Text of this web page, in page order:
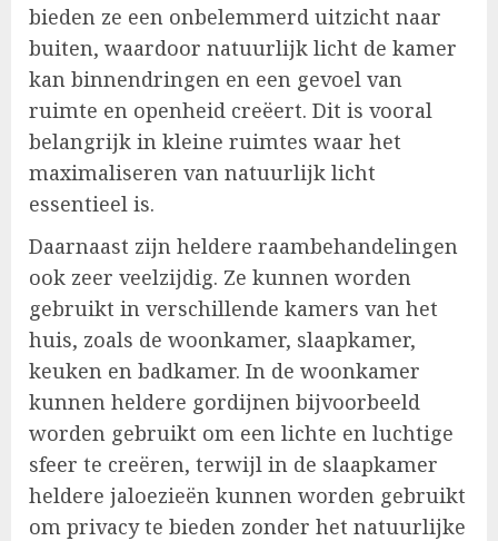
bieden ze een onbelemmerd uitzicht naar
buiten, waardoor natuurlijk licht de kamer
kan binnendringen en een gevoel van
ruimte en openheid creëert. Dit is vooral
belangrijk in kleine ruimtes waar het
maximaliseren van natuurlijk licht
essentieel is.
Daarnaast zijn heldere raambehandelingen
ook zeer veelzijdig. Ze kunnen worden
gebruikt in verschillende kamers van het
huis, zoals de woonkamer, slaapkamer,
keuken en badkamer. In de woonkamer
kunnen heldere gordijnen bijvoorbeeld
worden gebruikt om een lichte en luchtige
sfeer te creëren, terwijl in de slaapkamer
heldere jaloezieën kunnen worden gebruikt
om privacy te bieden zonder het natuurlijke